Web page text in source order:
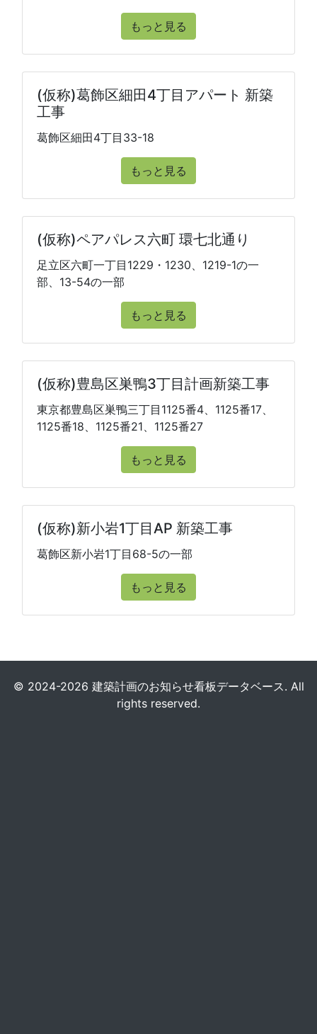
もっと見る
(仮称)葛飾区細田4丁目アパート 新築
工事
葛飾区細田4丁目33-18
もっと見る
(仮称)ペアパレス六町 環七北通り
足立区六町一丁目1229・1230、1219-1の一
部、13-54の一部
もっと見る
(仮称)豊島区巣鴨3丁目計画新築工事
東京都豊島区巣鴨三丁目1125番4、1125番17、
1125番18、1125番21、1125番27
もっと見る
(仮称)新小岩1丁目AP 新築工事
葛飾区新小岩1丁目68-5の一部
もっと見る
© 2024-2026 建築計画のお知らせ看板データベース. All
rights reserved.